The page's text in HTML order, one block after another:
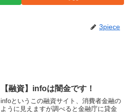
3piece
【融資】infoは闇金です！
infoというこの融資サイト、消費者金融の
ように見えますが 調べると金融庁に貸金